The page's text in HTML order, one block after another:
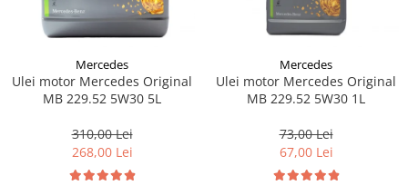
Uleiuri hidraulice
Gradina
Incarcatoare acumulator baterie
Semnalizare
Oglinzi moto
BMW Motorrad
Uleiuri si lichide moto
Ulei moto
Mercedes
Ulei motor Mercedes Original
MB 229.52 5W30 5L
310,00 Lei
268,00 Lei
Mercedes
Ulei motor Mercedes Original
MB 229.52 5W30 1L
73,00 Lei
67,00 Lei